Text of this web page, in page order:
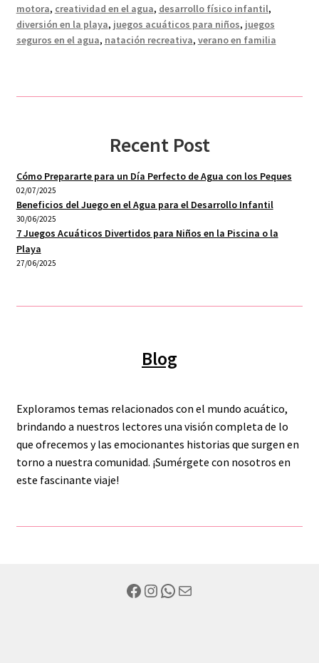
motora, creatividad en el agua, desarrollo físico infantil,
diversión en la playa, juegos acuáticos para niños, juegos
seguros en el agua, natación recreativa, verano en familia
Recent Post
Cómo Prepararte para un Día Perfecto de Agua con los Peques
02/07/2025
Beneficios del Juego en el Agua para el Desarrollo Infantil
30/06/2025
7 Juegos Acuáticos Divertidos para Niños en la Piscina o la
Playa
27/06/2025
Blog
Exploramos temas relacionados con el mundo acuático,
brindando a nuestros lectores una visión completa de lo
que ofrecemos y las emocionantes historias que surgen en
torno a nuestra comunidad. ¡Sumérgete con nosotros en
este fascinante viaje!
Facebook
Instagram
WhatsApp
Mail